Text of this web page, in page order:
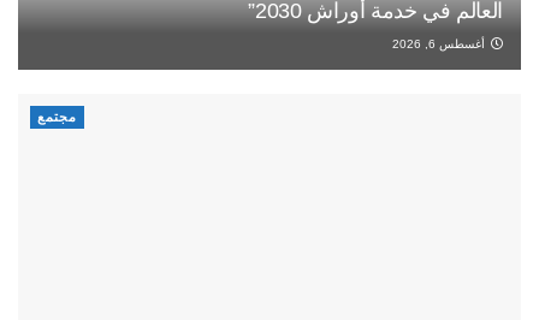
العالم في خدمة أوراش 2030”
أغسطس 6, 2026
مجتمع